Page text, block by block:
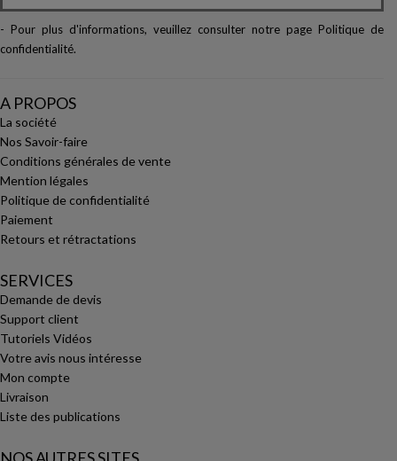
- Pour plus d'informations, veuillez consulter notre page Politique de
confidentialité.
A PROPOS
La société
Nos Savoir-faire
Conditions générales de vente
Mention légales
Politique de confidentialité
Paiement
Retours et rétractations
SERVICES
Demande de devis
Support client
Tutoriels Vidéos
Votre avis nous intéresse
Mon compte
Livraison
Liste des publications